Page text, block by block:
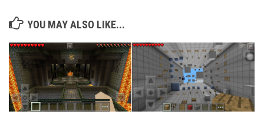
YOU MAY ALSO LIKE...